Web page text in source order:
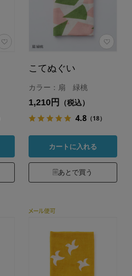
こてぬぐい
カラー：扇 緑桃
1,210円 （税込）
4.8（18）
カートに入れる
あとで買う